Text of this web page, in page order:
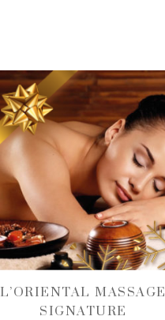
L’ORIENTAL MASSAGE
SIGNATURE